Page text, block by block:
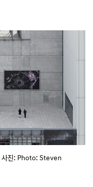
사진: Photo: Steven